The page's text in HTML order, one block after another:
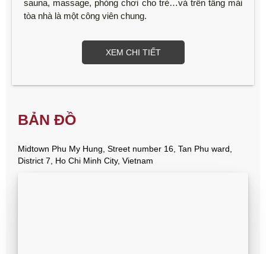
sauna, massage, phòng chơi cho trẻ…và trên tầng mái
tòa nhà là một công viên chung.
XEM CHI TIẾT
BẢN ĐỒ
Midtown Phu My Hung, Street number 16, Tan Phu ward,
District 7, Ho Chi Minh City, Vietnam